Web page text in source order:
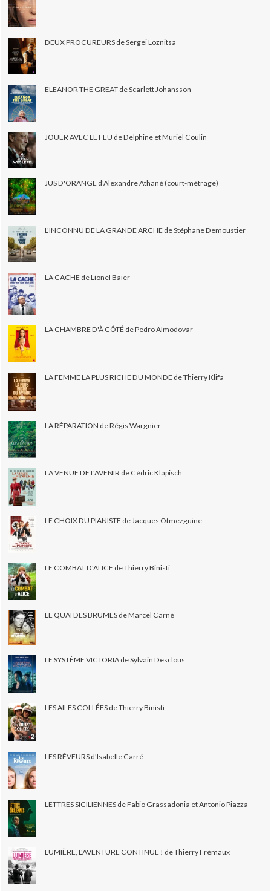
DEUX PROCUREURS de Sergei Loznitsa
ELEANOR THE GREAT de Scarlett Johansson
JOUER AVEC LE FEU de Delphine et Muriel Coulin
JUS D'ORANGE d'Alexandre Athané (court-métrage)
L'INCONNU DE LA GRANDE ARCHE de Stéphane Demoustier
LA CACHE de Lionel Baier
LA CHAMBRE D'À CÔTÉ de Pedro Almodovar
LA FEMME LA PLUS RICHE DU MONDE de Thierry Klifa
LA RÉPARATION de Régis Wargnier
LA VENUE DE L'AVENIR de Cédric Klapisch
LE CHOIX DU PIANISTE de Jacques Otmezguine
LE COMBAT D'ALICE de Thierry Binisti
LE QUAI DES BRUMES de Marcel Carné
LE SYSTÈME VICTORIA de Sylvain Desclous
LES AILES COLLÉES de Thierry Binisti
LES RÊVEURS d'Isabelle Carré
LETTRES SICILIENNES de Fabio Grassadonia et Antonio Piazza
LUMIÈRE, L'AVENTURE CONTINUE ! de Thierry Frémaux